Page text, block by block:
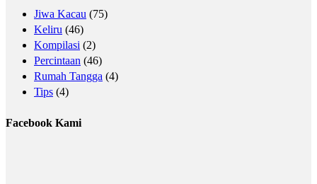
Jiwa Kacau (75)
Keliru (46)
Kompilasi (2)
Percintaan (46)
Rumah Tangga (4)
Tips (4)
Facebook Kami